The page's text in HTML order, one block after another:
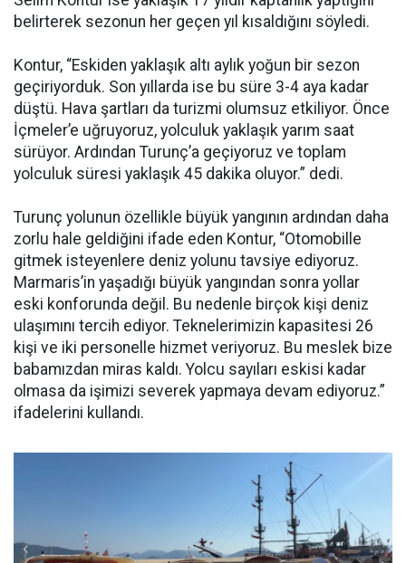
belirterek sezonun her geçen yıl kısaldığını söyledi.
Kontur, “Eskiden yaklaşık altı aylık yoğun bir sezon
geçiriyorduk. Son yıllarda ise bu süre 3-4 aya kadar
düştü. Hava şartları da turizmi olumsuz etkiliyor. Önce
İçmeler’e uğruyoruz, yolculuk yaklaşık yarım saat
sürüyor. Ardından Turunç’a geçiyoruz ve toplam
yolculuk süresi yaklaşık 45 dakika oluyor.” dedi.
Turunç yolunun özellikle büyük yangının ardından daha
zorlu hale geldiğini ifade eden Kontur, “Otomobille
gitmek isteyenlere deniz yolunu tavsiye ediyoruz.
Marmaris’in yaşadığı büyük yangından sonra yollar
eski konforunda değil. Bu nedenle birçok kişi deniz
ulaşımını tercih ediyor. Teknelerimizin kapasitesi 26
kişi ve iki personelle hizmet veriyoruz. Bu meslek bize
babamızdan miras kaldı. Yolcu sayıları eskisi kadar
olmasa da işimizi severek yapmaya devam ediyoruz.”
ifadelerini kullandı.